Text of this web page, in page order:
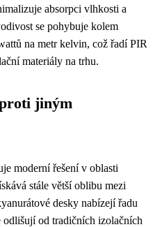
absorpci vlhkosti a
se pohybuje kolem
na metr kelvin, což řadí PIR
materiály na trhu.
jiným
moderní řešení v oblasti
stále větší oblibu mezi
desky nabízejí řadu
od tradičních izolačních